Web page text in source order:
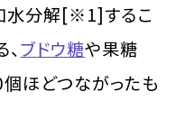
水分解[※1]するこ
ブドウ糖や果糖
ほどつながったも